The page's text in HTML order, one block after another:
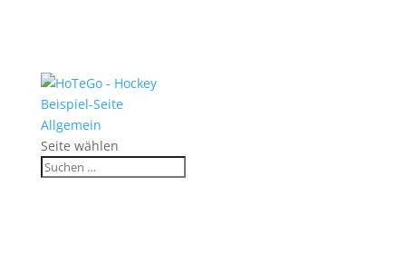
Beispiel-Seite
Allgemein
Seite wählen